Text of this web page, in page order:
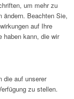
um mehr zu
ändern. Beachten Sie,
auf Ihre
haben kann, die wir
die auf unserer
zu stellen.